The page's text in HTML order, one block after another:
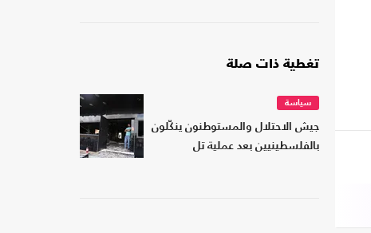
تغطية ذات صلة
سياسة
جيش الاحتلال والمستوطنون ينكّلون
بالفلسطينيين بعد عملية تل